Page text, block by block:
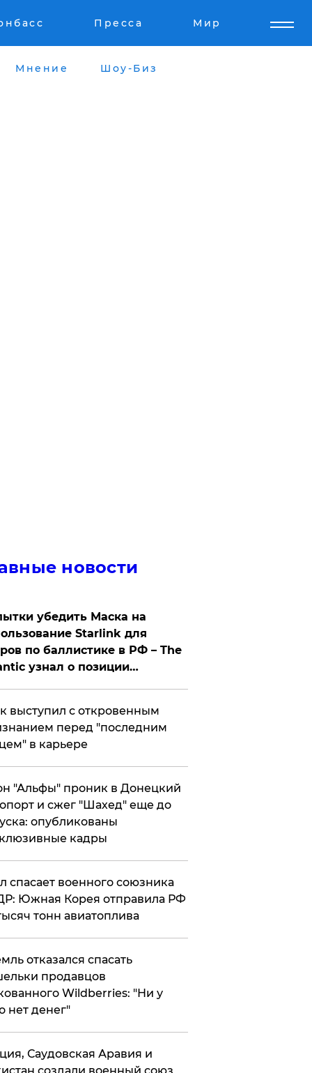
Пресса Мир
Мнение Шоу-Биз
новости
убедить Маска на
Starlink для
по баллистике в РФ – The
узнал о позиции
выступил с откровенным
перед "последним
в карьере
"Альфы" проник в Донецкий
и сжег "Шахед" еще до
опубликованы
кадры
спасает военного союзника
Южная Корея отправила РФ
тонн авиатоплива
отказался спасать
продавцов
Wildberries: "Ни у
нет денег"
Саудовская Аравия и